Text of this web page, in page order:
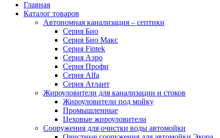
Главная
Каталог товаров
Автономная канализация – септики
Серия Био
Серия Био Макс
Серия Fintek
Серия Аэро
Серия Профи
Серия Alfa
Серия Атлант
Жироуловители для канализации и стоков
Жироуловители под мойку
Промышленные
Цеховые жироуловители
Сооружения для очистки воды автомойки